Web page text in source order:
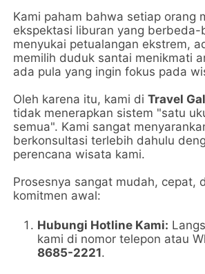
Kami paham bahwa setiap orang
ekspektasi liburan yang berbeda-
menyukai petualangan ekstrem,
memilih duduk santai menikmati
ada pula yang ingin fokus pada
Oleh karena itu, kami diTravel
tidak menerapkan sistem "satu
semua". Kami sangat
berkonsultasi terlebih dahulu
perencana wisata kami.
Prosesnya sangat mudah, cepat,
komitmen awal:
Hubungi Hotline Kami:
kami di nomor telepon atau
8685-2221.